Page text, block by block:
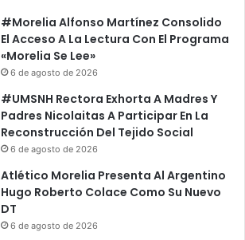
#Morelia Alfonso Martínez Consolido
El Acceso A La Lectura Con El Programa
«Morelia Se Lee»
6 de agosto de 2026
#UMSNH Rectora Exhorta A Madres Y
Padres Nicolaitas A Participar En La
Reconstrucción Del Tejido Social
6 de agosto de 2026
Atlético Morelia Presenta Al Argentino
Hugo Roberto Colace Como Su Nuevo
DT
6 de agosto de 2026